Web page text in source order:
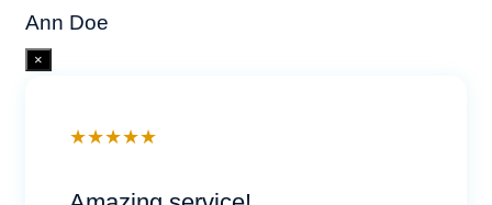
Ann Doe
×
★★★★★